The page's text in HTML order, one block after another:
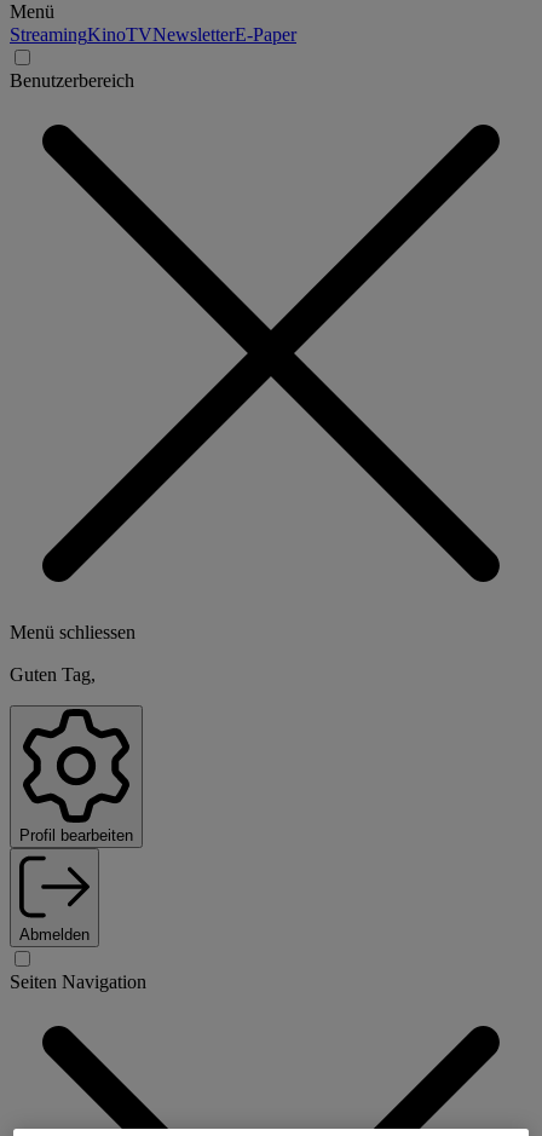
Menü
StreamingKinoTVNewsletterE-Paper
Benutzerbereich
Menü schliessen
Guten Tag,
Profil bearbeiten
Abmelden
Seiten Navigation